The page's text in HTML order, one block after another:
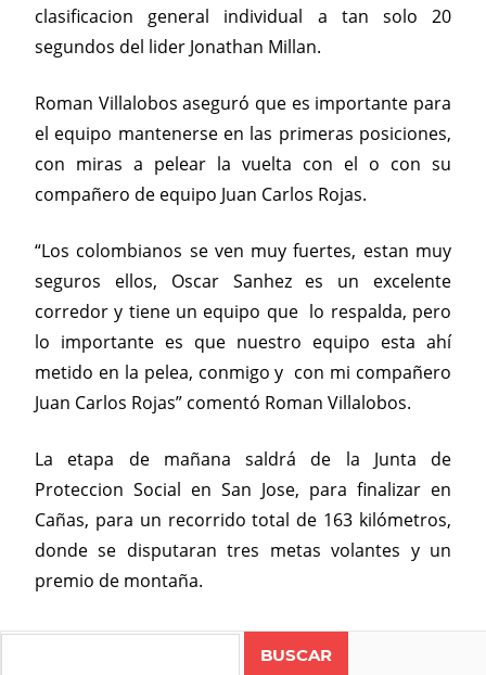
clasificacion general individual a tan solo 20
segundos del lider Jonathan Millan.
Roman Villalobos aseguró que es importante para
el equipo mantenerse en las primeras posiciones,
con miras a pelear la vuelta con el o con su
compañero de equipo Juan Carlos Rojas.
“Los colombianos se ven muy fuertes, estan muy
seguros ellos, Oscar Sanhez es un excelente
corredor y tiene un equipo que lo respalda, pero
lo importante es que nuestro equipo esta ahí
metido en la pelea, conmigo y con mi compañero
Juan Carlos Rojas” comentó Roman Villalobos.
La etapa de mañana saldrá de la Junta de
Proteccion Social en San Jose, para finalizar en
Cañas, para un recorrido total de 163 kilómetros,
donde se disputaran tres metas volantes y un
premio de montaña.